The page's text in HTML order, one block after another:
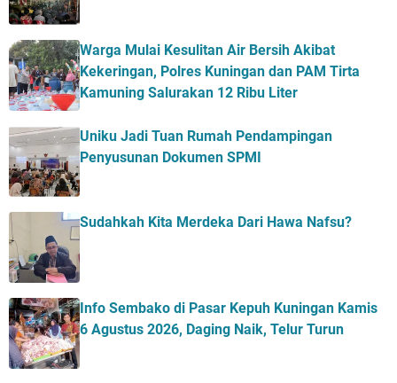
Warga Mulai Kesulitan Air Bersih Akibat
Kekeringan, Polres Kuningan dan PAM Tirta
Kamuning Salurakan 12 Ribu Liter
Uniku Jadi Tuan Rumah Pendampingan
Penyusunan Dokumen SPMI
Sudahkah Kita Merdeka Dari Hawa Nafsu?
Info Sembako di Pasar Kepuh Kuningan Kamis
6 Agustus 2026, Daging Naik, Telur Turun